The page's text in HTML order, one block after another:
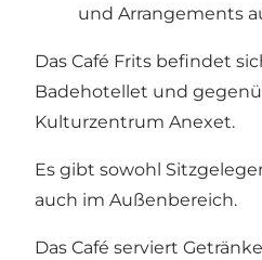
und Arrangements
Das Café Frits befindet
Badehotellet und
Kulturzentrum Anexet.
Es gibt sowohl
auch im Außenbereich.
Das Café serviert